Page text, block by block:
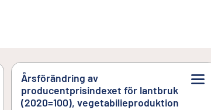
Årsförändring av
producentprisindexet för lantbruk
(2020=100), vegetabilieproduktion